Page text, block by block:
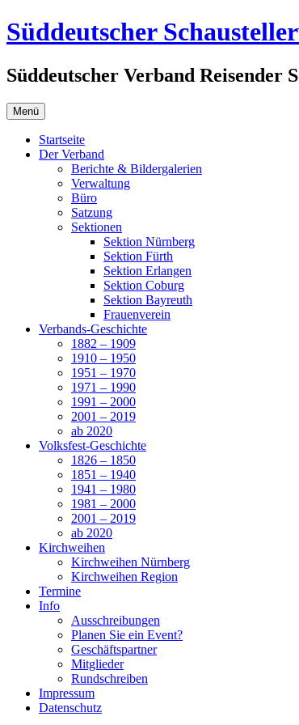
Zum
Inhalt
Süddeutscher
Süddeutscher Verband Reisender
Menü
Startseite
Der Verband
Berichte & Bildergalerien
Verwaltung
Büro
Satzung
Sektionen
Sektion Nürnberg
Sektion Fürth
Sektion Erlangen
Sektion Coburg
Sektion Bayreuth
Frauenverein
Verbands-Geschichte
1882 – 1909
1910 – 1950
1951 – 1970
1971 – 1990
1991 – 2000
2001 – 2019
ab 2020
Volksfest-Geschichte
1826 – 1850
1851 – 1940
1941 – 1980
1981 – 2000
2001 – 2019
ab 2020
Kirchweihen
Kirchweihen Nürnberg
Kirchweihen Region
Termine
Info
Ausschreibungen
Planen Sie ein Event?
Geschäftspartner
Mitglieder
Rundschreiben
Impressum
Datenschutz